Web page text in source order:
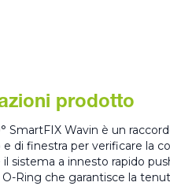
prodotto
SmartFIX Wavin è un
e di finestra per verificare la
il sistema a innesto rapido
O-Ring che garantisce la